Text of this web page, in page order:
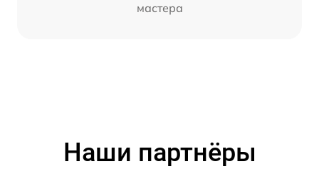
мастера
Наши партнёры